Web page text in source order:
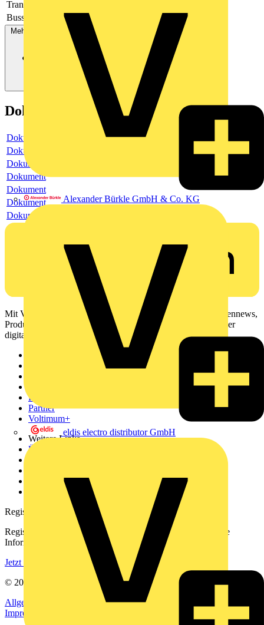
Alexander Bürkle GmbH & Co. KG
eldis electro distributor GmbH
Transparent
Bussystem KNX
Mehr anzeigen
Dokumente
Dokument
Dokument
Dokument
Dokument
Dokument
Dokument
Dokument
Mit Voltimum erhalten Elektrofachkräfte Zugang zu Branchennews,
Produktinformationen, Schulungen und Tools – alles auf einer
digitalen Plattform und Community.
Produktsuche
Partner
Voltimum+
Weitere Links
Über uns
Häufig gestellte Fragen
voltimum.com
Registrierung
Registrieren Sie sich kostenlos und erhalten Sie stets aktuelle
Informationen aus der Elektroindustrie.
Jetzt registrieren
© 2002-
Allgemeine GeschäftsbedingungenDatenschutzerklärung
Impressum